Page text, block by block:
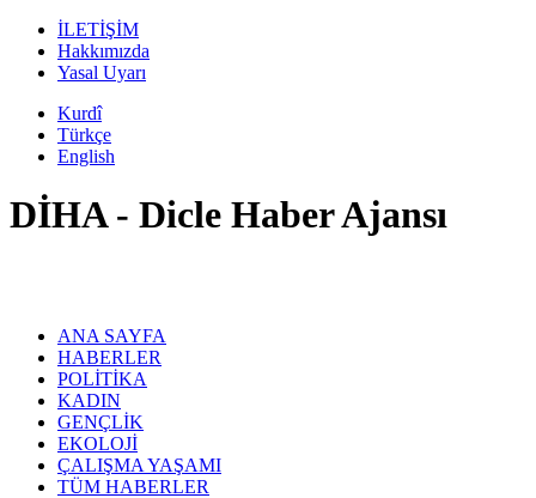
İLETİŞİM
Hakkımızda
Yasal Uyarı
Kurdî
Türkçe
English
DİHA - Dicle Haber Ajansı
ANA SAYFA
HABERLER
POLİTİKA
KADIN
GENÇLİK
EKOLOJİ
ÇALIŞMA YAŞAMI
TÜM HABERLER